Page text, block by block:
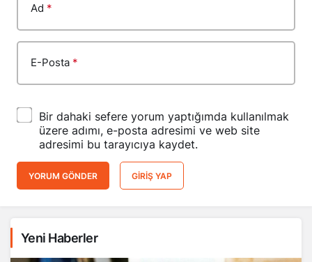
Ad *
E-Posta *
Bir dahaki sefere yorum yaptığımda kullanılmak
üzere adımı, e-posta adresimi ve web site
adresimi bu tarayıcıya kaydet.
YORUM GÖNDER GIRIŞ YAP
Yeni Haberler